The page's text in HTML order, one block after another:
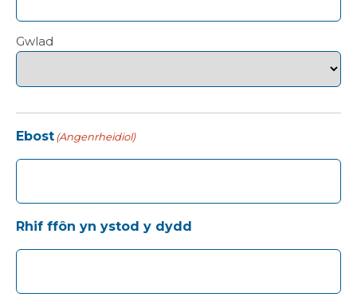
Gwlad
Ebost(Angenrheidiol)
Rhif ffôn yn ystod y dydd